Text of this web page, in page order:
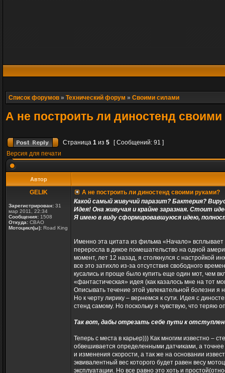
Список форумов » Технический форум » Своими силами
А не построить ли диностенд
Страница 1 из 5
[ Сообщений: 91 ]
Версия для печати
Автор
GELIK
Зарегистрирован: 31
мар 2011, 22:34
Сообщения: 1508
Откуда: СВАО
Мотоцикл(ы): Road King
А не построить ли диностенд своими руками?
Какой самый живучий паразит? Бактерия?
Идея! Она живучая и крайне заразная. Стоит
Я имею в виду сформировавшуюся идею,
Именно эта цитата из фильма «Начало»
переросла в дикое помешательство на одной
момент, лет 12 назад, я столкнулся с настройкой
все это затихло из-за отсутствия свободного
кусались и проще было купить еще один мот, чем
«фантастическая» идея (как казалось мне на тот
Описывать течение этой увлекательной болезни я
Но к черту лирику – вернемся к сути. Идея с
стенд самому. Но поскольку я чувствую, что теряю
Так вот, дабы отрезать себе пути к
Теперь с места в карьер))) Как многим известно
обвешивается определенными датчиками, а
и изменения скорости, а так же на основании
эквивалентный вес которого будет равен весу
эксплуатации. Но все равно это хоть и